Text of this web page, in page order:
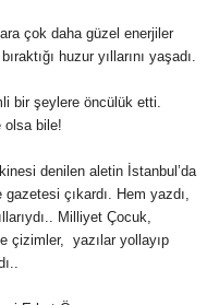
çok daha güzel enerjiler
huzur yıllarını yaşadı.
bir şeylere öncülük etti.
olsa bile!
denilen aletin İstanbul’da
çıkardı. Hem yazdı,
Milliyet Çocuk,
çizimler, yazılar yollayıp